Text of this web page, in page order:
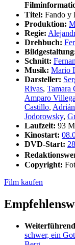
Titel: Fando y
Produktion:
Regie:
Drehbuch:
Schnitt:
Musik: Mario
Darsteller:
Rivas, Tamara
Amparo
Castillo,
Jodorowsky,
Laufzeit: 93
Kinostart:
DVD-Start:
Copyright:
Film kaufen
schwer, ein